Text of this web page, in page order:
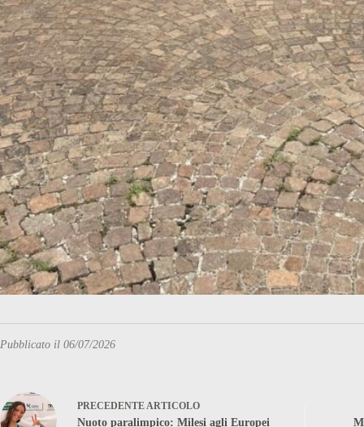
Pubblicato il 06/07/2026
PRECEDENTEARTICOLO
Nuoto paralimpico: Milesi agli Europei